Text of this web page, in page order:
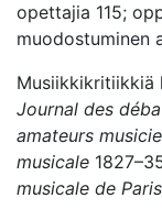
opettajia 115;
muodostuminen
Musiikkikritiikkiä
Journal des
amateurs
musicale
musicale de Paris